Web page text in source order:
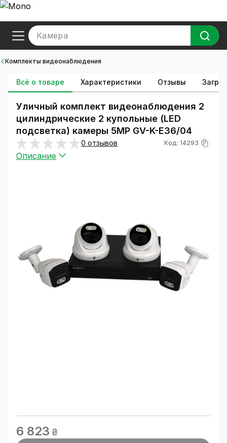
Камера
Комплекты видеонаблюдения
Всё о товаре Характеристики Отзывы
Уличный комплект видеонаблюдения 2
цилиндрические 2 купольные (LED
подсветка) камеры 5MP GV-K-E36/04
0 отзывов Код: 14293
Описание
6 823 ₴